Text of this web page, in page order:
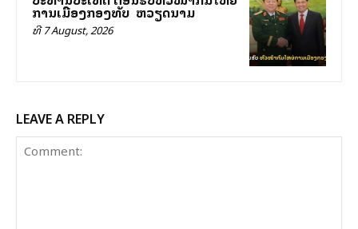
ການເມືອງກອງທັບ ສສ ຫວຽດນາມ
ທີ 7 August, 2026
LEAVE A REPLY